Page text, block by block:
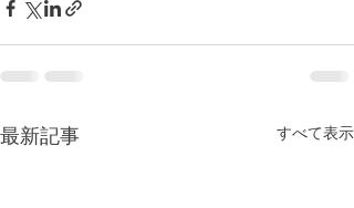
最新記事 すべて表示